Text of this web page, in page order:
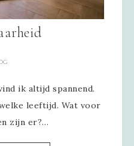
ik altijd spannend.
leeftijd. Wat voor
zijn er?…